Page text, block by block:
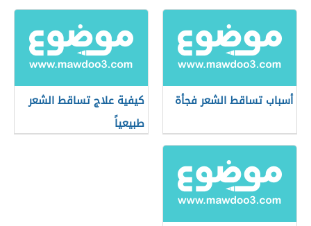
أسباب تساقط الشعر فجأة
كيفية علاج تساقط الشعر
طبيعياً